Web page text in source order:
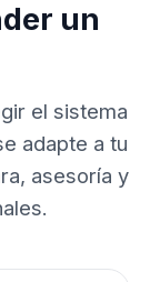
un
el sistema
adapte a tu
asesoría y